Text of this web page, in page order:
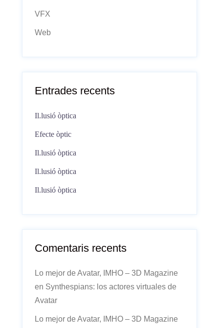
VFX
Web
Entrades recents
Il.lusió òptica
Efecte òptic
Il.lusió òptica
Il.lusió òptica
Il.lusió òptica
Comentaris recents
Lo mejor de Avatar, IMHO – 3D Magazine
en Synthespians: los actores virtuales de
Avatar
Lo mejor de Avatar, IMHO – 3D Magazine